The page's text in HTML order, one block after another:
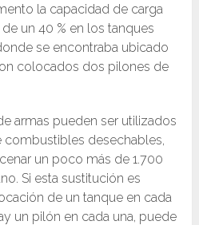
la capacidad de carga
un 40 % en los tanques
se encontraba ubicado
colocados dos pilones de
armas pueden ser utilizados
desechables,
un poco más de 1.700
Si esta sustitución es
de un tanque en cada
un pilón en cada una, puede